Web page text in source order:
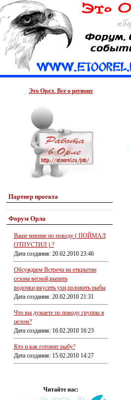
Это Орел. Все о регионе
Партнер проекта
Форум Орла
Ваше мнение по поводу ( ПОЙМАЛ
ОТПУСТИЛ ) ?
Дата создания: 20.02.2010 23:46
Обсуждаем Встреча на открытии
сезона весной,выпить
водочки,вкусить ухи,половить рыбы
Дата создания: 20.02.2010 21:31
Что вы думаете по поводу группы в
целом?
Дата создания: 16.02.2010 16:23
Кто и как готовит рыбу?
Дата создания: 15.02.2010 14:27
Читайте нас: